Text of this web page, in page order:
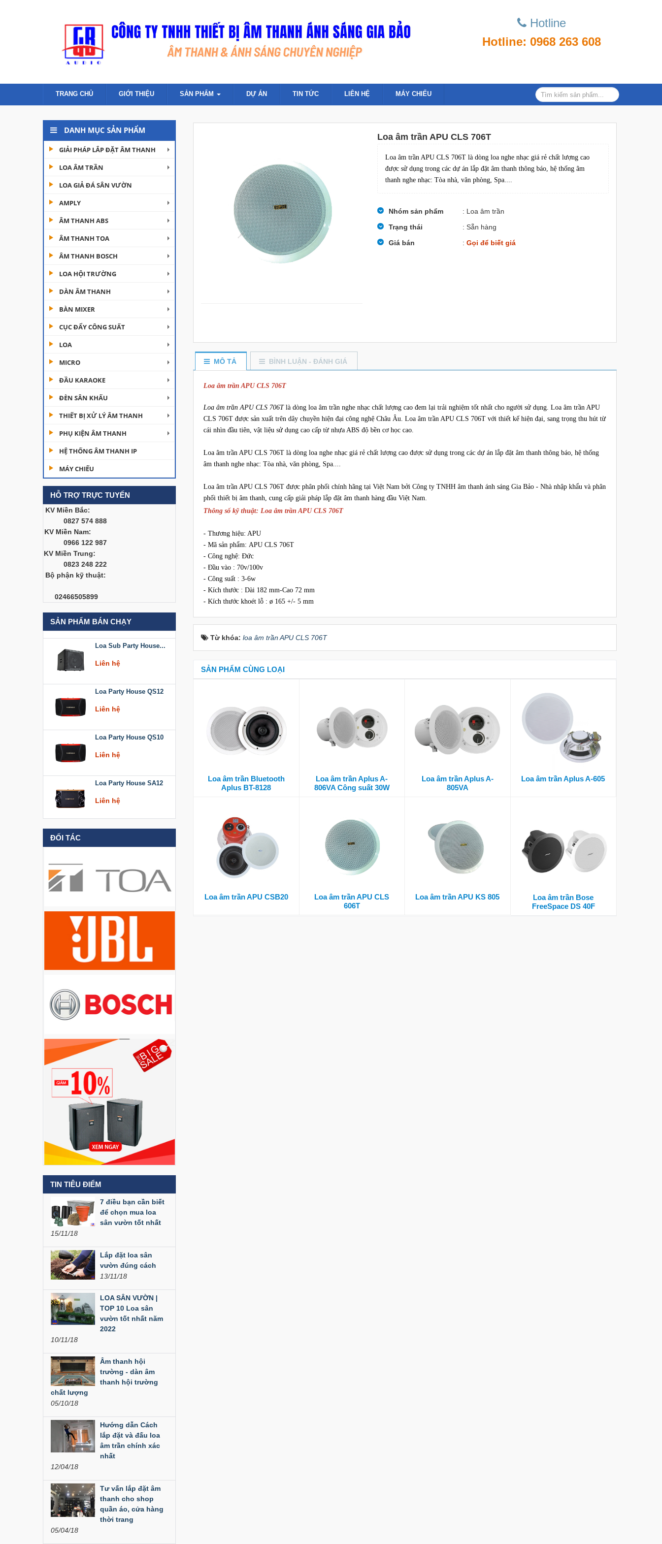
Hotline
Hotline: 0968 263 608
TRANG CHỦ GIỚI THIỆU SẢN PHẨM DỰ ÁN TIN TỨC LIÊN HỆ MÁY CHIẾU
DANH MỤC SẢN PHẨM
GIẢI PHÁP LẮP ĐẶT ÂM THANH
LOA ÂM TRẦN
LOA GIẢ ĐÁ SÂN VƯỜN
AMPLY
ÂM THANH ABS
ÂM THANH TOA
ÂM THANH BOSCH
LOA HỘI TRƯỜNG
DÀN ÂM THANH
BÀN MIXER
CỤC ĐẨY CÔNG SUẤT
LOA
MICRO
ĐẦU KARAOKE
ĐÈN SÂN KHẤU
THIẾT BỊ XỬ LÝ ÂM THANH
PHỤ KIỆN ÂM THANH
HỆ THỐNG ÂM THANH IP
MÁY CHIẾU
HỖ TRỢ TRỰC TUYẾN
KV Miền Bắc:
0827 574 888
KV Miền Nam:
0966 122 987
KV Miền Trung:
0823 248 222
Bộ phận kỹ thuật:
02466505899
SẢN PHẨM BÁN CHẠY
Liên hệ
Cục đẩy công suất
Dàn âm thanh hội
trường...
Bàn Mixer
Allen&Heath...
Liên hệ
Bàn Mixer
Liên hệ
Loa Sub Party House
D218
Liên hệ
Loa Sub Party House...
Liên hệ
Loa Party House QS12
Liên hệ
Loa Party House QS10
Liên hệ
Loa Party House SA12
Liên hệ
Loa Party House KT510
Liên hệ
Loa Party House PH12
Liên hệ
Loa Party House PH10
Loa Party House AP12
Loa Party House AP10
Liên hệ
Loa Party House MF15
Liên hệ
Loa Party House MF12
Liên hệ
Liên hệ
Liên hệ
Liên hệ
Đèn Led Moving 108
Liên hệ
Đèn Moving Beam
350W
Đèn Moving Beam 230
Plus
Liên hệ
Liên hệ
Cục đẩy công suất
ĐỐI TÁC
TIN TIÊU ĐIỂM
7 điều bạn cần biết
để chọn mua loa
sân vườn tốt nhất
15/11/18
Lắp đặt loa sân
vườn đúng cách
13/11/18
LOA SÂN VƯỜN |
TOP 10 Loa sân
vườn tốt nhất năm
2022
10/11/18
Âm thanh hội
trường - dàn âm
thanh hội trường
chất lượng
05/10/18
Hướng dẫn Cách
lắp đặt và đấu loa
âm trần chính xác
nhất
12/04/18
Tư vấn lắp đặt âm
thanh cho shop
quần áo, cửa hàng
thời trang
05/04/18
Loa âm trần APU CLS 706T
Loa âm trần APU CLS 706T là dòng loa nghe nhạc giá rẻ chất lượng cao
được sử dụng trong các dự án lắp đặt âm thanh thông báo, hệ thống âm
thanh nghe nhạc: Tòa nhà, văn phòng, Spa....
Nhóm sản phẩm
: Loa âm trần
Trạng thái
: Sẵn hàng
Giá bán
: Gọi để biết giá
MÔ TẢ BÌNH LUẬN - ĐÁNH GIÁ
Loa âm trần APU CLS 706T
Loa âm trần APU CLS 706Tlà dòng loa âm trần nghe nhạc chất lượng cao đem lại trải nghiệm tốt nhất cho người sử dụng. Loa âm trần APU
CLS 706T được sản xuất trên dây chuyền hiện đại công nghệ Châu Âu. Loa âm trần APU CLS 706T với thiết kế hiện đại, sang trọng thu hút từ
cái nhìn đầu tiên, vật liệu sử dụng cao cấp từ nhựa ABS độ bền cơ học cao.
Loa âm trần APU CLS 706T là dòng loa nghe nhạc giá rẻ chất lượng cao được sử dụng trong các dự án lắp đặt âm thanh thông báo, hệ thống
âm thanh nghe nhạc: Tòa nhà, văn phòng, Spa....
Loa âm trần APU CLS 706T được phân phối chính hãng tại Việt Nam bởi Công ty TNHH âm thanh ánh sáng Gia Bảo - Nhà nhập khẩu và phân
phối thiết bị âm thanh, cung cấp giải pháp lắp đặt âm thanh hàng đầu Việt Nam.
Thông số kỹ thuật: Loa âm trần APU CLS 706T
- Thương hiệu: APU
- Mã sản phẩm: APU CLS 706T
- Công nghệ: Đức
- Đầu vào : 70v/100v
- Công suất : 3-6w
- Kích thước : Dài 182 mm-Cao 72 mm
- Kích thước khoét lỗ : ø 165 +/- 5 mm
Từ khóa: loa âm trần APU CLS 706T
SẢN PHẨM CÙNG LOẠI
Loa âm trần Bluetooth
Aplus BT-8128
Loa âm trần Aplus A-
806VA Công suất 30W
Loa âm trần Aplus A-
805VA
Loa âm trần Aplus A-605
Loa âm trần APU CSB20
Loa âm trần APU CLS
606T
Loa âm trần APU KS 805
Loa âm trần Bose
FreeSpace DS 40F